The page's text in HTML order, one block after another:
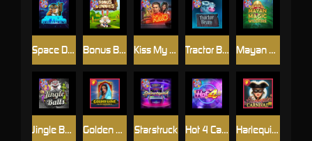
Kiss My Chainsaw Tractor Beam
Space Donkey
Starstruck
Golden Genie And The Walking Wilds
Mayan Magic Wildfire
Bonus Bunnies
Hot 4 Cash
Jingle Balls Harlequin Carnival